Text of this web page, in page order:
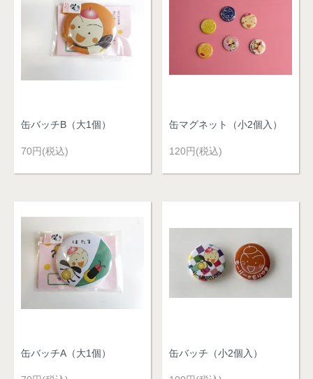
缶バッチB（大1個）
70円(税込)
缶マグネット（小2個入）
120円(税込)
缶バッチA（大1個） 缶バッチ（小2個入）